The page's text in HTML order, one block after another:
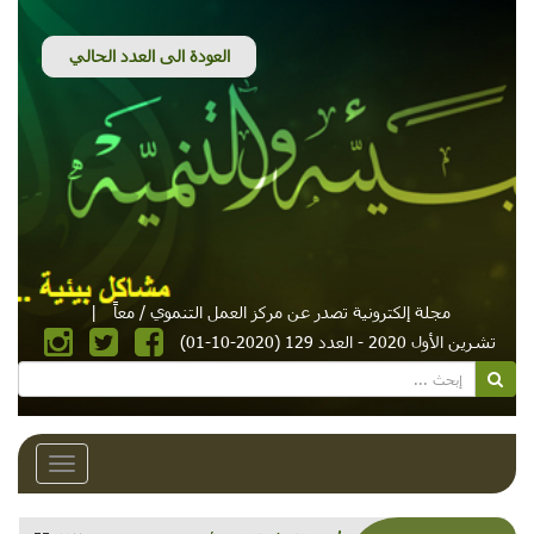
مجلة إلكترونية تصدر عن مركز العمل التنموي / معاً
|
تشرين الأول 2020 - العدد 129 (2020-10-01)
Toggle